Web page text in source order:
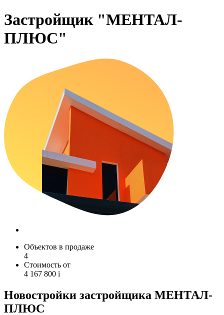
Застройщик "МЕНТАЛ-
ПЛЮС"
Объектов в продаже
4
Стоимость от
4 167 800 i
Новостройки застройщика МЕНТАЛ-
ПЛЮС